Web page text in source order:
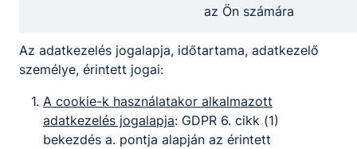
az Ön számára
Az adatkezelés jogalapja, időtartama, adatkezelő
személye, érintett jogai:
A cookie-k használatakor alkalmazott
adatkezelés jogalapja: GDPR 6. cikk (1)
bekezdés a. pontja alapján az érintett